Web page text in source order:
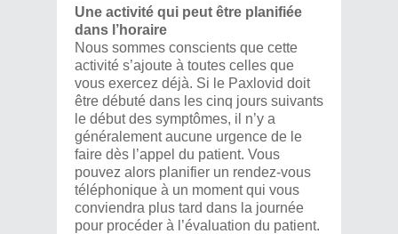
Une activité qui peut être planifiée
dans l’horaire
Nous sommes conscients que cette
activité s’ajoute à toutes celles que
vous exercez déjà. Si le Paxlovid doit
être débuté dans les cinq jours suivants
le début des symptômes, il n’y a
généralement aucune urgence de le
faire dès l’appel du patient. Vous
pouvez alors planifier un rendez-vous
téléphonique à un moment qui vous
conviendra plus tard dans la journée
pour procéder à l’évaluation du patient.